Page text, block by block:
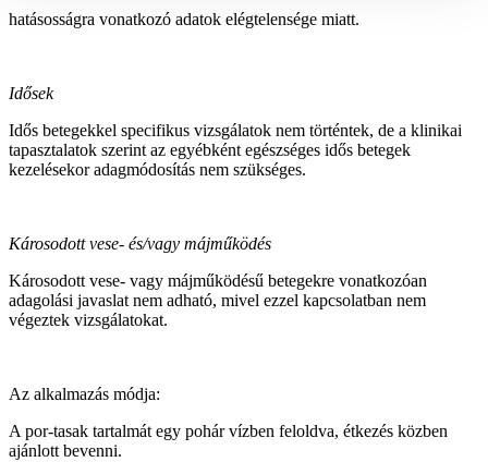
hatásosságra vonatkozó adatok elégtelensége miatt.
Idősek
Idős betegekkel specifikus vizsgálatok nem történtek, de a klinikai
tapasztalatok szerint az egyébként egészséges idős betegek
kezelésekor adagmódosítás nem szükséges.
Károsodott vese- és/vagy májműködés
Károsodott vese- vagy májműködésű betegekre vonatkozóan
adagolási javaslat nem adható, mivel ezzel kapcsolatban nem
végeztek vizsgálatokat.
Az alkalmazás módja:
A por-tasak tartalmát egy pohár vízben feloldva, étkezés közben
ajánlott bevenni.